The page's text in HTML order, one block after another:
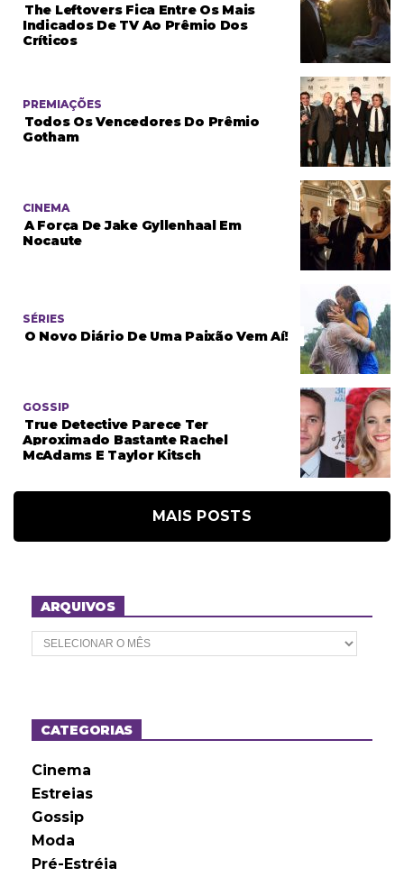
The Leftovers Fica Entre Os Mais
Indicados De TV Ao Prêmio Dos
Críticos
PREMIAÇÕES
Todos Os Vencedores Do Prêmio
Gotham
CINEMA
A Força De Jake Gyllenhaal Em
Nocaute
SÉRIES
O Novo Diário De Uma Paixão Vem Aí!
GOSSIP
True Detective Parece Ter
Aproximado Bastante Rachel
McAdams E Taylor Kitsch
MAIS POSTS
ARQUIVOS
A
r
o
sCATEGORIAS
Cinema
Estreias
Gossip
Moda
Pré-Estréia